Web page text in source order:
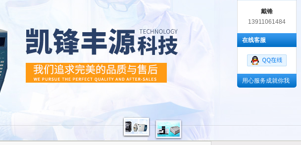
戴锋
13911061484
在线客服
用心服务成就你我